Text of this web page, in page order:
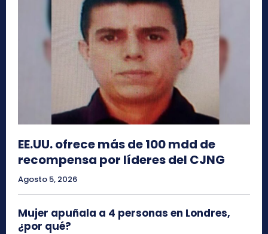
EE.UU. ofrece más de 100 mdd de
recompensa por líderes del CJNG
Agosto 5, 2026
Mujer apuñala a 4 personas en Londres,
¿por qué?